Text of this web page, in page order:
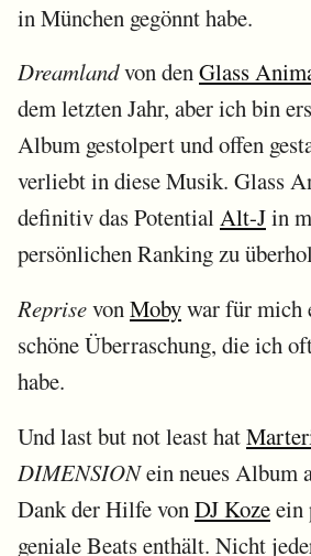
in München gegönnt habe.
Dreamlandvon denGlass
dem letzten Jahr, aber ich bin
Album gestolpert und offen
verliebt in diese Musik. Glass
definitiv das PotentialAlt-Jin
persönlichen Ranking zu
ReprisevonMobywar für
schöne Überraschung, die ich
habe.
Und last but not least hat
DIMENSIONein neues Album
Dank der Hilfe vonDJ Kozeein
geniale Beats enthält. Nicht